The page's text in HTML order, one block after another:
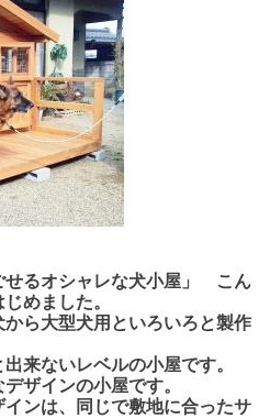
せるオシャレな犬小屋」 こん
めました。
ら大型犬用といろいろと製作
来ないレベルの小屋です。
ザインの小屋です。
ンは、同じで敷地に合ったサ